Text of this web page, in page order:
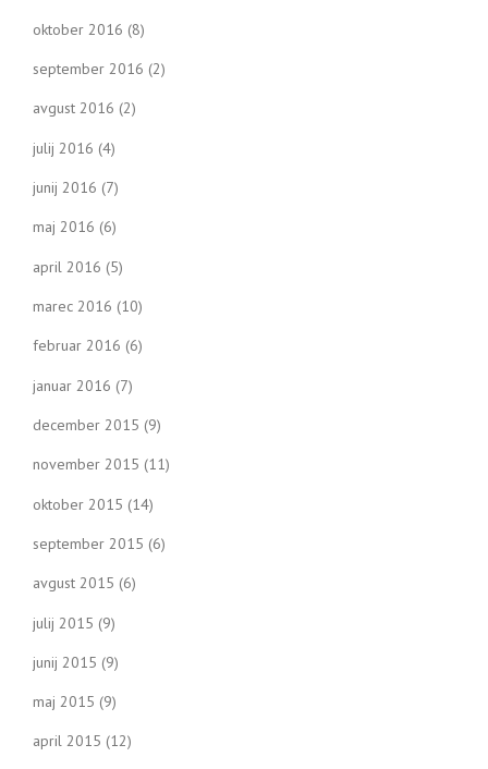
oktober 2016 (8)
september 2016 (2)
avgust 2016 (2)
julij 2016 (4)
junij 2016 (7)
maj 2016 (6)
april 2016 (5)
marec 2016 (10)
februar 2016 (6)
januar 2016 (7)
december 2015 (9)
november 2015 (11)
oktober 2015 (14)
september 2015 (6)
avgust 2015 (6)
julij 2015 (9)
junij 2015 (9)
maj 2015 (9)
april 2015 (12)